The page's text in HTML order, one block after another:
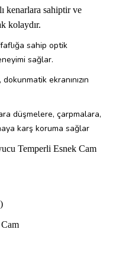
kenarlara sahiptir ve
kolaydır.
sahip optik
sağlar.
ekranınızın
düşmelere, çarpmalara,
karş koruma sağlar